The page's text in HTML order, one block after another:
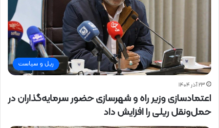
ریل و سیاست
۲۳ آذر ۱۴۰۴
اعتمادسازی وزیر راه و شهرسازی حضور سرمایه‌گذاران در
حمل‌ونقل ریلی را افزایش داد